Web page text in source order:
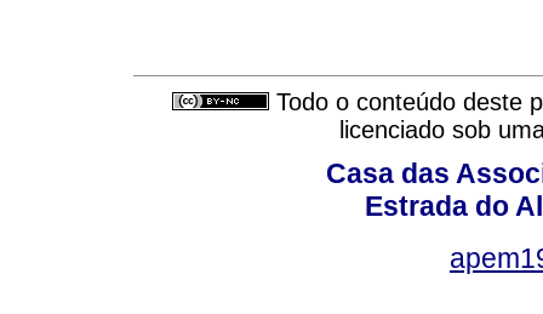
Todo o conteúdo deste
licenciado sob
Casa das
Estrada do